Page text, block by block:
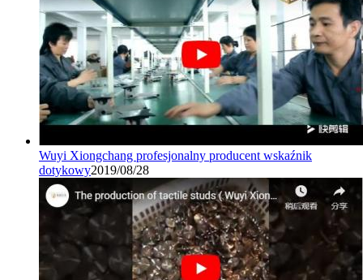
Wuyi Xiongchang profesjonalny producent wskaźnik
dotykowy2019/08/28